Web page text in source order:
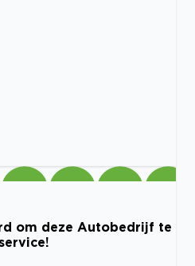
om deze Autobedrijf te